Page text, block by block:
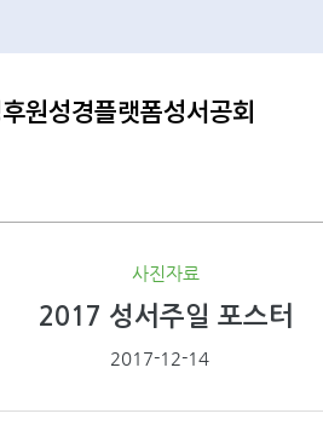
원성경플랫폼성서공회
사진자료
2017 성서주일 포스터
2017-12-14